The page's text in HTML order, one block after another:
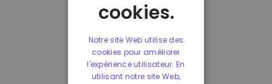
cookies.
Notre site Web utilise des
cookies pour améliorer
l'expérience utilisateur. En
utilisant notre site Web,